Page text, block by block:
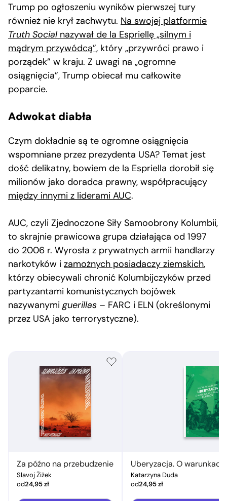
Trump po ogłoszeniu wyników pierwszej tury
również nie krył zachwytu. Na swojej platformie
Truth Socialnazywał de la Espriellę „silnym i
mądrym przywódcą”, który „przywróci prawo i
porządek” w kraju. Z uwagi na „ogromne
osiągnięcia”, Trump obiecał mu całkowite
poparcie.
Adwokat diabła
Czym dokładnie są te ogromne osiągnięcia
wspomniane przez prezydenta USA? Temat jest
dość delikatny, bowiem de la Espriella dorobił się
milionów jako doradca prawny, współpracujący
między innymi z liderami AUC.
AUC, czyli Zjednoczone Siły Samoobrony Kolumbii,
to skrajnie prawicowa grupa działająca od 1997
do 2006 r. Wyrosła z prywatnych armii handlarzy
narkotyków i zamożnych posiadaczy ziemskich,
którzy obiecywali chronić Kolumbijczyków przed
partyzantami komunistycznych bojówek
nazywanymiguerillas – FARC i ELN (określonymi
przez USA jako terrorystyczne).
Za późno na przebudzenie
Slavoj Žižek
od24,95zł
Uberyzacja. O
Katarzyna Duda
od24,95zł